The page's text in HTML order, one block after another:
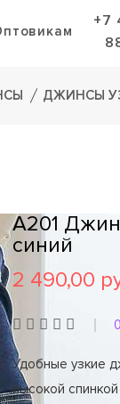
+7
ДЖИНСЫ
A201
синий
2 490,00
Удобные узкие
высокой